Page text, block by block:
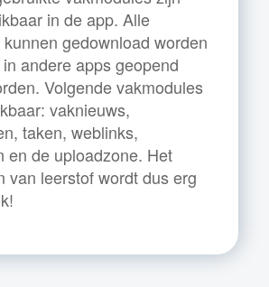
in de app. Alle
gedownload worden
andere apps geopend
Volgende vakmodules
vaknieuws,
taken, weblinks,
en de uploadzone. Het
van leerstof wordt dus erg